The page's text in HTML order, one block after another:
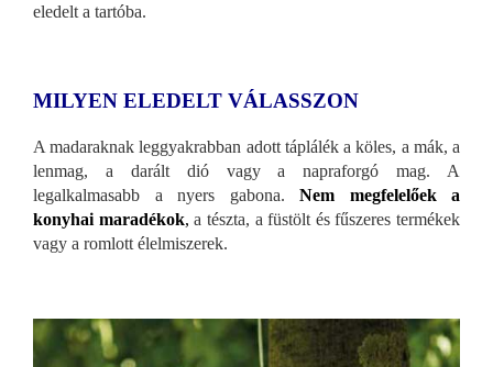
eledelt a tartóba.
MILYEN ELEDELT VÁLASSZON
A madaraknak leggyakrabban adott táplálék a köles, a mák, a
lenmag, a darált dió vagy a napraforgó mag. A
legalkalmasabb a nyers gabona. Nem megfelelőek a
konyhai maradékok, a tészta, a füstölt és fűszeres termékek
vagy a romlott élelmiszerek.